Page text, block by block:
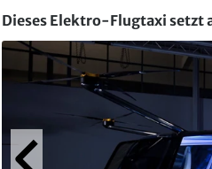
Dieses Elektro-Flugtaxi setzt